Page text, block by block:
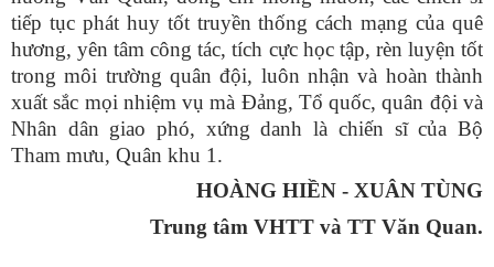
tiếp tục phát huy tốt truyền thống cách mạng của quê
hương, yên tâm công tác, tích cực học tập, rèn luyện tốt
trong môi trường quân đội, luôn nhận và hoàn thành
xuất sắc mọi nhiệm vụ mà Đảng, Tổ quốc, quân đội và
Nhân dân giao phó, xứng danh là chiến sĩ của Bộ
Tham mưu, Quân khu 1.
HOÀNG HIỀN - XUÂN TÙNG
Trung tâm VHTT và TT Văn Quan.